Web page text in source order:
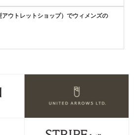
アウトレットショップ）でウィメンズの